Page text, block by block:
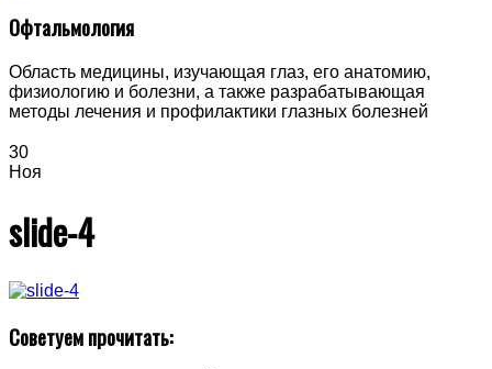
Офтальмология
Область медицины, изучающая глаз, его анатомию,
физиологию и болезни, а также разрабатывающая
методы лечения и профилактики глазных болезней
30
Ноя
slide-4
Советуем прочитать: